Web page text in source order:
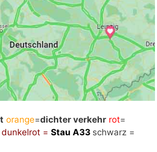
laden“ werden externe
nachgeladen. Mit dem Klick
laden" akzeptieren Sie unsere
orange=dichter verkehr rot=
dunkelrot = Stau A33 schwarz =